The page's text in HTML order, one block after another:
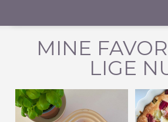
MINE
LIGE